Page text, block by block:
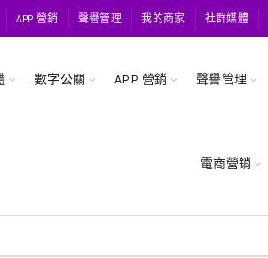
APP 營銷 聲譽管理 我的商家 社群媒體
數字公關 APP 營銷 聲譽管理
電商營銷